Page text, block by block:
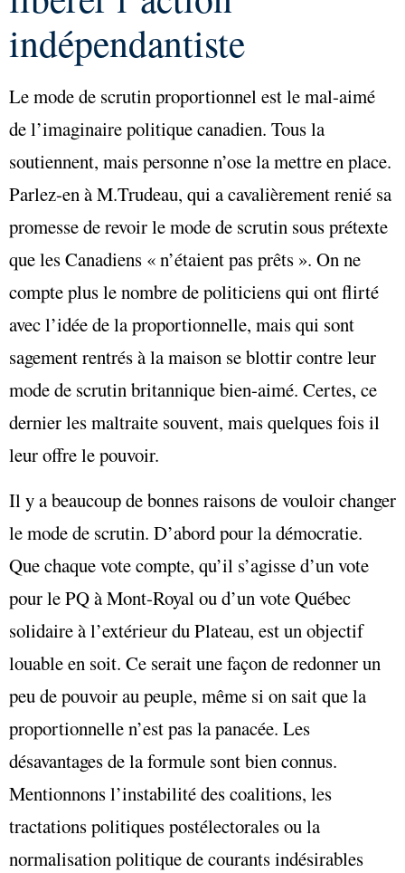
indépendantiste
Le mode de scrutin proportionnel est le mal-aimé
de l’imaginaire politique canadien. Tous la
soutiennent, mais personne n’ose la mettre en place.
Parlez-en à M.Trudeau, qui a cavalièrement renié sa
promesse de revoir le mode de scrutin sous prétexte
que les Canadiens « n’étaient pas prêts ». On ne
compte plus le nombre de politiciens qui ont flirté
avec l’idée de la proportionnelle, mais qui sont
sagement rentrés à la maison se blottir contre leur
mode de scrutin britannique bien-aimé. Certes, ce
dernier les maltraite souvent, mais quelques fois il
leur offre le pouvoir.
Il y a beaucoup de bonnes raisons de vouloir changer
le mode de scrutin. D’abord pour la démocratie.
Que chaque vote compte, qu’il s’agisse d’un vote
pour le PQ à Mont-Royal ou d’un vote Québec
solidaire à l’extérieur du Plateau, est un objectif
louable en soit. Ce serait une façon de redonner un
peu de pouvoir au peuple, même si on sait que la
proportionnelle n’est pas la panacée. Les
désavantages de la formule sont bien connus.
Mentionnons l’instabilité des coalitions, les
tractations politiques postélectorales ou la
normalisation politique de courants indésirables